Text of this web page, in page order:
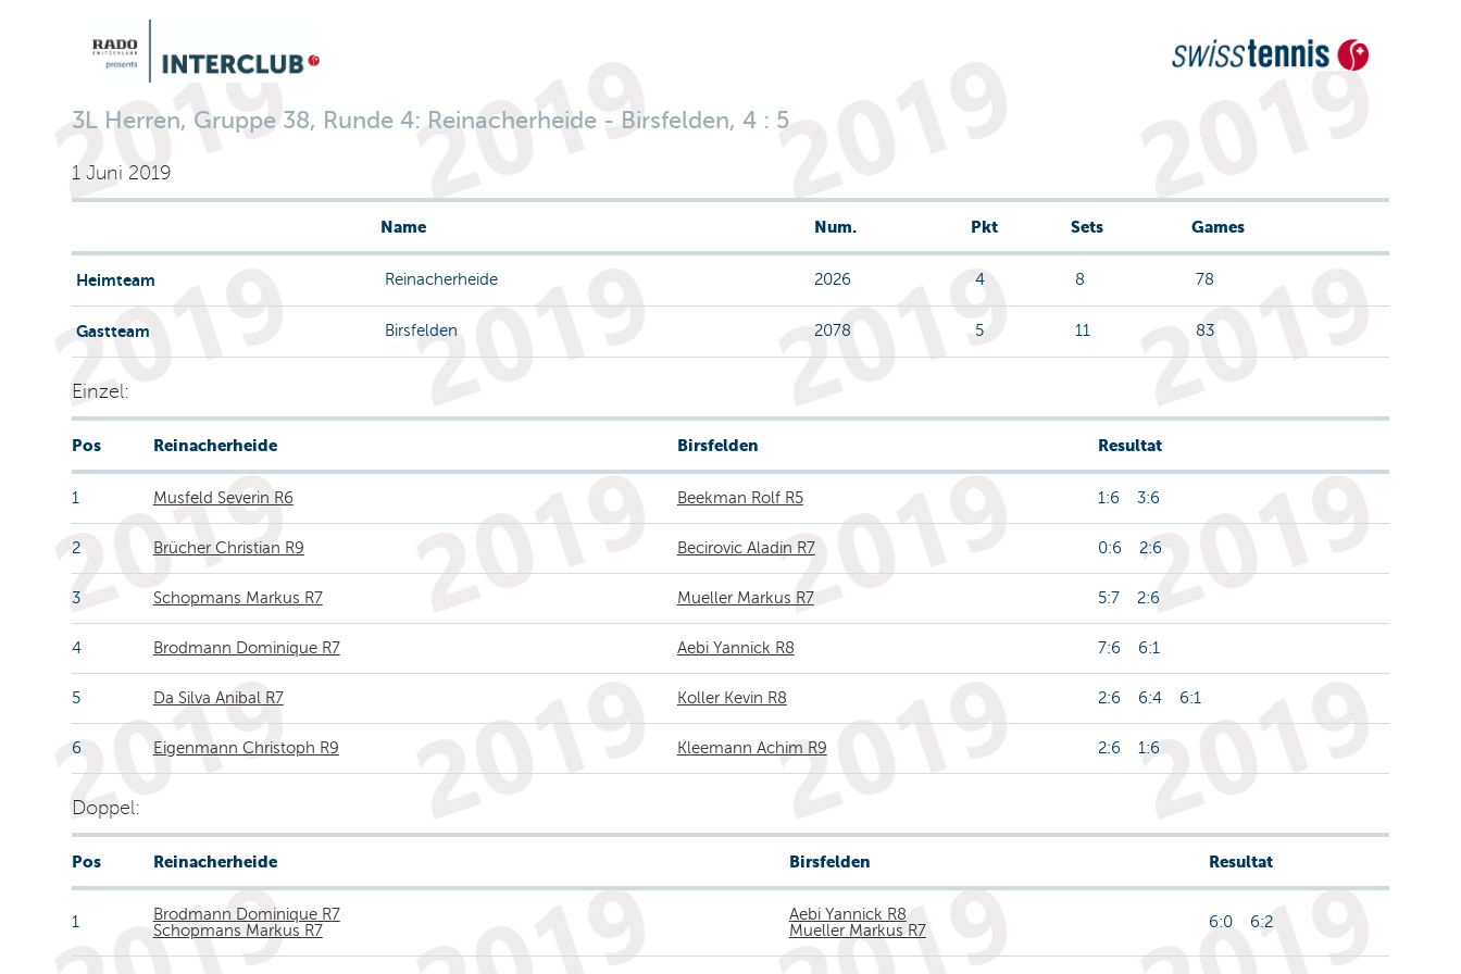
3L Herren, Gruppe 38, Runde 4: Reinacherheide - Birsfelden, 4 : 5
1 Juni 2019
Name Num. Pkt Sets Games
Heimteam Reinacherheide 2026 4 8 78
Gastteam Birsfelden 2078 5 11 83
Einzel:
Pos Reinacherheide Birsfelden Resultat
1 Musfeld Severin R6 Beekman Rolf R5 1:6 3:6
2 Brücher Christian R9 Becirovic Aladin R7 0:6 2:6
3 Schopmans Markus R7 Mueller Markus R7 5:7 2:6
4 Brodmann Dominique R7 Aebi Yannick R8 7:6 6:1
5 Da Silva Anibal R7 Koller Kevin R8 2:6 6:4 6:1
6 Eigenmann Christoph R9 Kleemann Achim R9 2:6 1:6
Doppel:
Pos Reinacherheide Birsfelden Resultat
1
Brodmann Dominique R7
Schopmans Markus R7
Aebi Yannick R8
Mueller Markus R7
6:0 6:2